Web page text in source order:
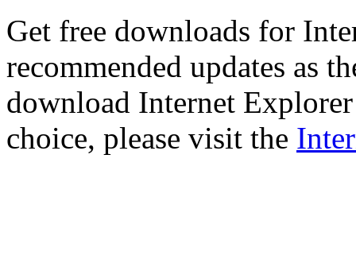
Get free downloads for
recommended updates as
download Internet
choice, please visit the